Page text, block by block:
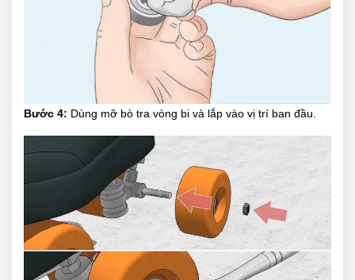
Bước 4: Dùng mỡ bò tra vòng bi và lắp vào vị trí ban đầu.